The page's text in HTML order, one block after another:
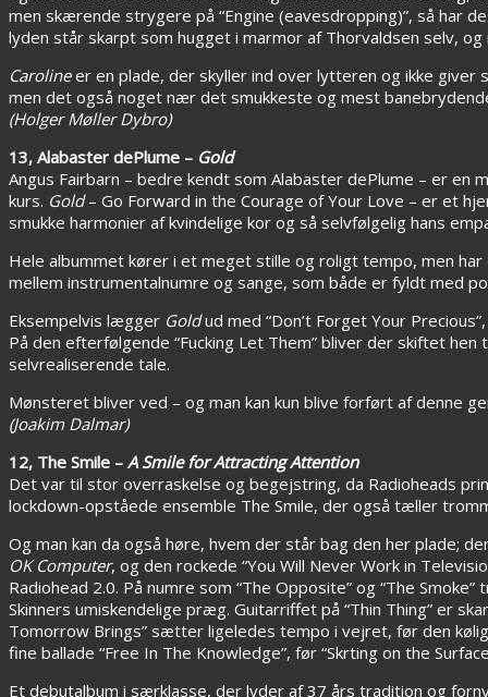
men skærende strygere på “Engine (eavesdropping)”, så har
lyden står skarpt som hugget i marmor af Thorvaldsen selv,
Carolineer en plade, der skyller ind over lytteren og ikke
men det også noget nær det smukkeste og mest
(Holger Møller Dybro)
13, Alabaster dePlume – Gold
Angus Fairbarn – bedre kendt som Alabaster dePlume – er
kurs. Gold– Go Forward in the Courage of Your Love – er et
smukke harmonier af kvindelige kor og så selvfølgelig hans
Hele albummet kører i et meget stille og roligt tempo, men
mellem instrumentalnumre og sange, som både er fyldt med
Eksempelvis lægger Goldud med “Don’t Forget Your
På den efterfølgende “Fucking Let Them” bliver der skiftet
selvrealiserende tale.
Mønsteret bliver ved – og man kan kun blive forført af denne
(Joakim Dalmar)
12, The Smile – A Smile for Attracting Attention
Det var til stor overraskelse og begejstring, da Radioheads
lockdown-opståede ensemble The Smile, der også tæller
Og man kan da også høre, hvem der står bag den her plade;
OK Computer, og den rockede “You Will Never Work in
Radiohead 2.0. På numre som “The Opposite” og “The
Skinners umiskendelige præg. Guitarriffet på “Thin Thing” er
Tomorrow Brings” sætter ligeledes tempo i vejret, før den
fine ballade “Free In The Knowledge”, før “Skrting on the
Et debutalbum i særklasse, der lyder af 37 års tradition og